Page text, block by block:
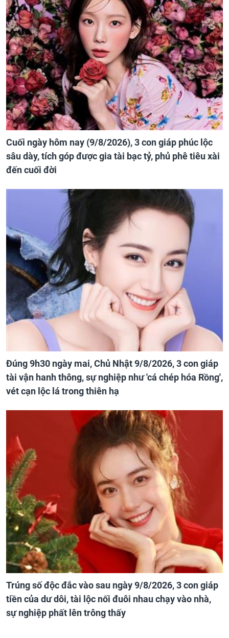
Cuối ngày hôm nay (9/8/2026), 3 con giáp phúc lộc
sâu dày, tích góp được gia tài bạc tỷ, phủ phê tiêu xài
đến cuối đời
Đúng 9h30 ngày mai, Chủ Nhật 9/8/2026, 3 con giáp
tài vận hanh thông, sự nghiệp như 'cá chép hóa Rồng',
vét cạn lộc lá trong thiên hạ
Trúng số độc đắc vào sau ngày 9/8/2026, 3 con giáp
tiền của dư dôi, tài lộc nối đuôi nhau chạy vào nhà,
sự nghiệp phất lên trông thấy